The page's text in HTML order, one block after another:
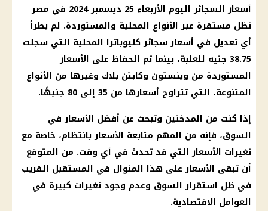
أسعار السجائر اليوم الأربعاء 25 ديسمبر 2024
في مصر
تظل مستقرة عبر الأنواع المحلية والمستوردة. لم يطرأ
أي تعديل في أسعارسجائر كليوباترا المحلية التي سجلت
38.75 جنيه للعلبة، بينما تم الحفاظ على
الأسعار
المستوردة من وينستون وكابتن بلاك وغيرها من الأنواع
المتنوعة، التي تتراوح أسعارها من 35 إلى 80 جنيهًا.
إذا كنت من المدخنين وتبحث عن أفضل الأسعارفي
السوق، فإنه من المهم متابعة الأسعاربانتظام، خاصة مع
تغيرات الأسعارالتي قد تحدث في أي وقت. من المتوقع
أن تبقى الأسعارعلى هذا المنوال في المستقبل القريب
في ظل استقرار السوق وعدم وجود تغيرات كبيرة في
العوامل الاقتصادية.